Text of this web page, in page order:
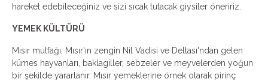
hareket edebileceğiniz ve sizi sıcak tutacak giysiler öneririz.
YEMEK KÜLTÜRÜ
Mısır mutfağı, Mısır'ın zengin Nil Vadisi ve Deltası'ndan gelen
kümes hayvanları, baklagiller, sebzeler ve meyvelerden yoğun
bir şekilde yararlanır. Mısır yemeklerine örnek olarak pirinç